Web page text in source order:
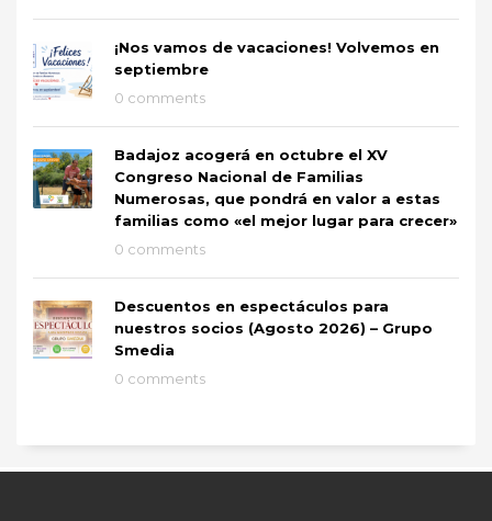
¡Nos vamos de vacaciones! Volvemos en
septiembre
0 comments
Badajoz acogerá en octubre el XV
Congreso Nacional de Familias
Numerosas, que pondrá en valor a estas
familias como «el mejor lugar para crecer»
0 comments
Descuentos en espectáculos para
nuestros socios (Agosto 2026) – Grupo
Smedia
0 comments